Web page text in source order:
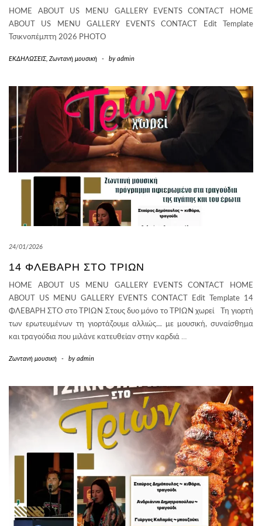
HOME ABOUT US MENU GALLERY EVENTS CONTACT HOME
ABOUT US MENU GALLERY EVENTS CONTACT Edit Template
Τσικνοπέμπτη 2026 PHOTO
ΕΚΔΗΛΩΣΕΙΣ, Ζωντανή μουσική - byadmin
24/01/2026
14 ΦΛΕΒΆΡΗ ΣΤΟ ΤΡΙΩΝ
HOME ABOUT US MENU GALLERY EVENTS CONTACT HOME
ABOUT US MENU GALLERY EVENTS CONTACT Edit Template 14
ΦΛΕΒΑΡΗ ΣΤΟ στο ΤΡΙΩΝ Στους δυο μόνο το ΤΡΙΩΝ χωρεί Τη γιορτή
των ερωτευμένων τη γιορτάζουμε αλλιώς… με μουσική, συναίσθημα
και τραγούδια που μιλάνε κατευθείαν στην καρδιά …
Ζωντανή μουσική - byadmin